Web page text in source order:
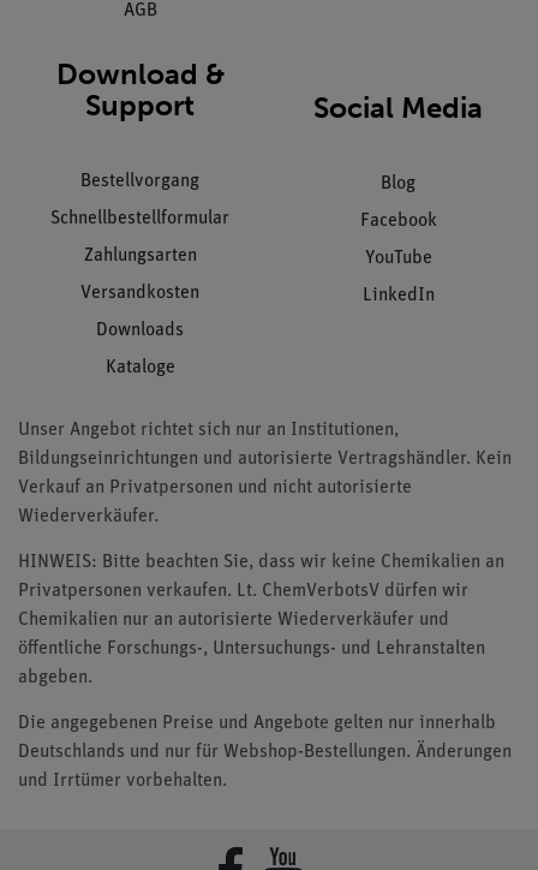
AGB
Download &
Support
Bestellvorgang
Schnellbestellformular
Zahlungsarten
Versandkosten
Downloads
Kataloge
Social Media
Blog
Facebook
YouTube
LinkedIn
Unser Angebot richtet sich nur an Institutionen,
Bildungseinrichtungen und autorisierte Vertragshändler. Kein
Verkauf an Privatpersonen und nicht autorisierte
Wiederverkäufer.
HINWEIS: Bitte beachten Sie, dass wir keine Chemikalien an
Privatpersonen verkaufen. Lt. ChemVerbotsV dürfen wir
Chemikalien nur an autorisierte Wiederverkäufer und
öffentliche Forschungs-, Untersuchungs- und Lehranstalten
abgeben.
Die angegebenen Preise und Angebote gelten nur innerhalb
Deutschlands und nur für Webshop-Bestellungen. Änderungen
und Irrtümer vorbehalten.